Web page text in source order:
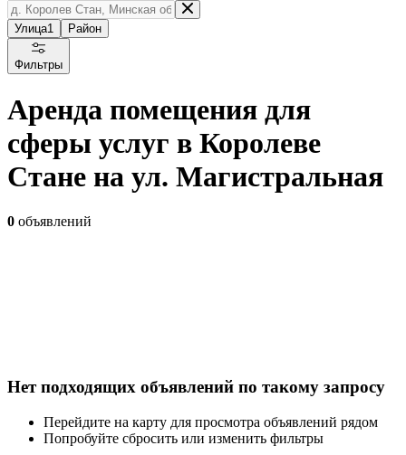
Улица1 Район
Фильтры
Аренда помещения для
сферы услуг в Королеве
Стане на ул. Магистральная
0 объявлений
Нет подходящих объявлений по такому запросу
Перейдите на карту для просмотра объявлений рядом
Попробуйте сбросить или изменить фильтры